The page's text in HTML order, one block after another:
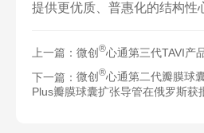
提供更优质、普惠化的结构性
上一篇： 微创 ®心通第三代TAVI产
下一篇： 微创 ®心通第二代瓣膜球
Plus瓣膜球囊扩张导管在俄罗斯获